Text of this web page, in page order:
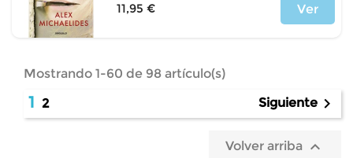
11,95 €
Ver
Mostrando 1-60 de 98 artículo(s)
1 2 Siguiente 
Volver arriba 